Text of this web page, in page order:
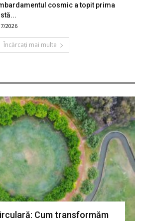
cosmic a topit prima
2026
Încărcați mai multe
Cum transformăm